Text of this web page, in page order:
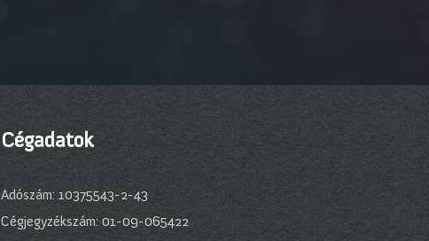
Cégadatok
Adószám: 10375543-2-43
Cégjegyzékszám: 01-09-065422